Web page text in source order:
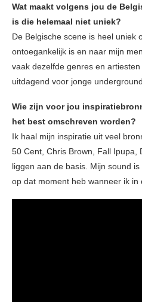
Wat maakt volgens jou de
is die helemaal niet uniek?
De Belgische scene is heel uniek
ontoegankelijk is en naar mijn
vaak dezelfde genres en
uitdagend voor jonge
Wie zijn voor jou
het best omschreven worden?
Ik haal mijn inspiratie uit veel
50 Cent, Chris Brown, Fall Ipupa,
liggen aan de basis. Mijn sound
op dat moment heb wanneer ik in